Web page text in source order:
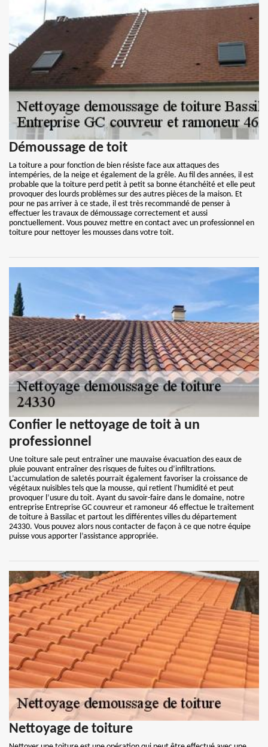
Démoussage de toit
La toiture a pour fonction de bien résiste face aux attaques des
intempéries, de la neige et également de la grêle. Au fil des années, il est
probable que la toiture perd petit à petit sa bonne étanchéité et elle peut
provoquer des lourds problèmes sur des autres pièces de la maison. Et
pour ne pas arriver à ce stade, il est très recommandé de penser à
effectuer les travaux de démoussage correctement et aussi
ponctuellement. Vous pouvez mettre en contact avec un professionnel en
toiture pour nettoyer les mousses dans votre toit.
Confier le nettoyage de toit à un
professionnel
Une toiture sale peut entraîner une mauvaise évacuation des eaux de
pluie pouvant entraîner des risques de fuites ou d’infiltrations.
L’accumulation de saletés pourrait également favoriser la croissance de
végétaux nuisibles tels que la mousse, qui retient l'humidité et peut
provoquer l’usure du toit. Ayant du savoir-faire dans le domaine, notre
entreprise Entreprise GC couvreur et ramoneur 46 effectue le traitement
de toiture à Bassilac et partout les différentes villes du département
24330. Vous pouvez alors nous contacter de façon à ce que notre équipe
puisse vous apporter l’assistance appropriée.
Nettoyage de toiture